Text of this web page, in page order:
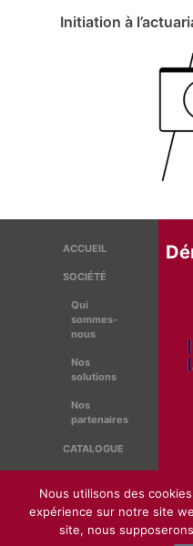
Initiation à
ACCUEIL
SOCIÉTÉ
Qui
sommes-
nous
Nos
solutions
Nos
partenaires
CATALOGUE
CONTACT
Nous utilisons des
expérience sur notre site
site, nous